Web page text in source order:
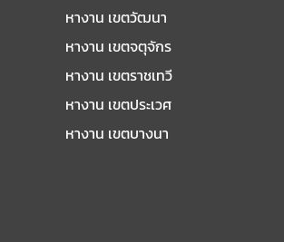
หางาน เขตวัฒนา
หางาน เขตจตุจักร
หางาน เขตราชเทวี
หางาน เขตประเวศ
หางาน เขตบางนา